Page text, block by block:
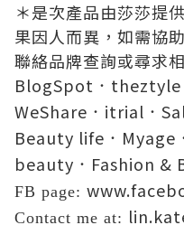
＊是次產品由莎莎提
果因人而異，如需協
聯絡品牌查詢或尋求
BlogSpot ． theztyle
WeShare ． itrial ．
Beauty life ． Myage
beauty ． Fashion &
FB page:
Contact me at: